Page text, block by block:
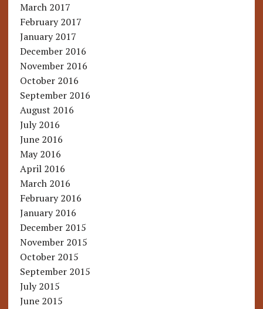
March 2017
February 2017
January 2017
December 2016
November 2016
October 2016
September 2016
August 2016
July 2016
June 2016
May 2016
April 2016
March 2016
February 2016
January 2016
December 2015
November 2015
October 2015
September 2015
July 2015
June 2015